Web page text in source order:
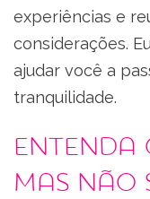
experiências e
considerações.
ajudar você a
tranquilidade.
Entenda
mas